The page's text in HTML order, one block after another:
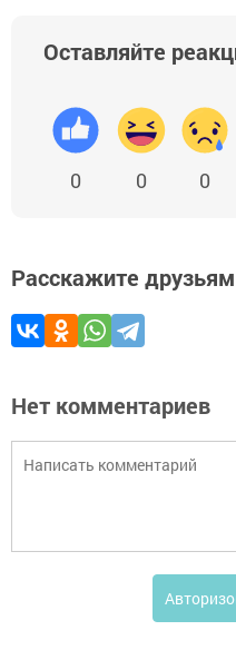
Оставляйте
0 0 0
Расскажите друзьям
Нет комментариев